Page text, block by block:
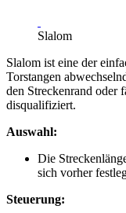
Slalom
Slalom ist eine der
Torstangen
den Streckenrand oder
disqualifiziert.
Auswahl:
Die
sich vorher
Steuerung: